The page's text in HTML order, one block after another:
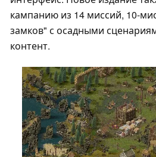
кампанию из 14 миссий, 10-
замков" с осадными
контент.